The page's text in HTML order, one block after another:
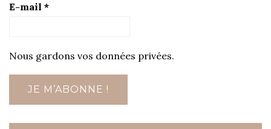
E-mail *
Nous gardons vos données privées.